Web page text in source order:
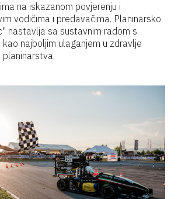
na iskazanom povjerenju i
vodičima i predavačima. Planinarsko
nastavlja sa sustavnim radom s
najboljim ulaganjem u zdravlje